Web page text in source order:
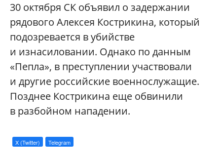
30 октября СК объявил о задержании
рядового Алексея Кострикина, который
подозревается в убийстве
и изнасиловании. Однако по данным
«Пепла», в преступлении участвовали
и другие российские военнослужащие.
Позднее Кострикина еще обвинили
в разбойном нападении.
X (Twitter) Telegram